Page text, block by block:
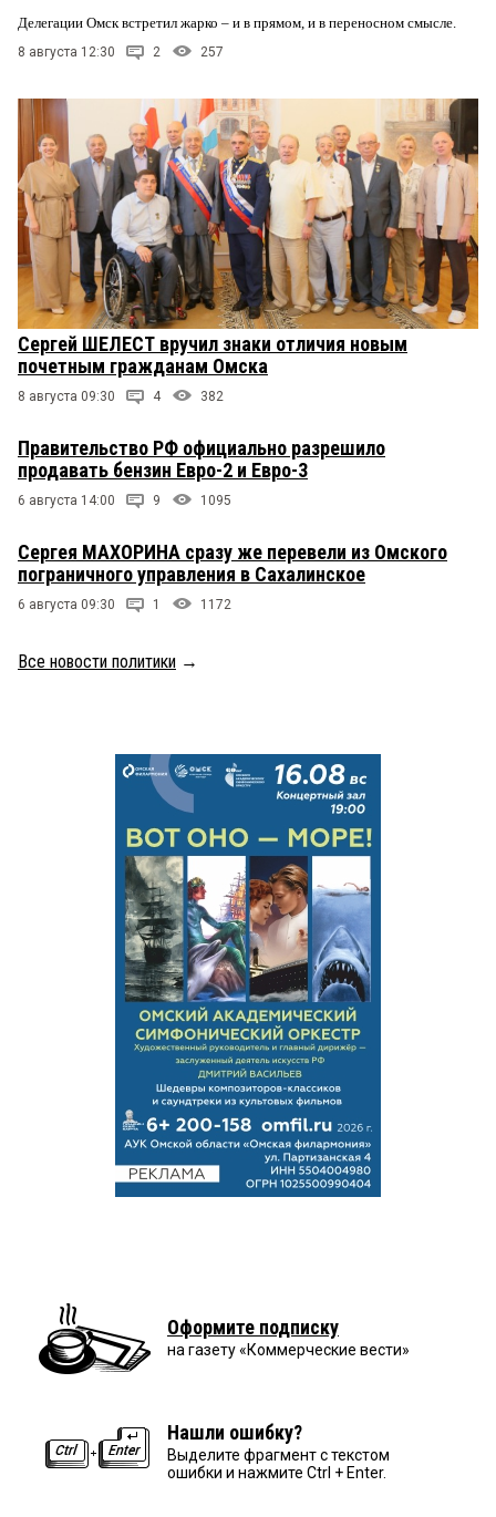
Делегации Омск встретил жарко – и в прямом, и в переносном смысле.
8 августа 12:30 2 257
Сергей ШЕЛЕСТ вручил знаки отличия новым
почетным гражданам Омска
8 августа 09:30 4 382
Правительство РФ официально разрешило
продавать бензин Евро-2 и Евро-3
6 августа 14:00 9 1095
Сергея МАХОРИНА сразу же перевели из Омского
пограничного управления в Сахалинское
6 августа 09:30 1 1172
Все новости политики →
Оформите подписку
на газету «Коммерческие вести»
Нашли ошибку?
Выделите фрагмент с текстом
ошибки и нажмите Ctrl + Enter.